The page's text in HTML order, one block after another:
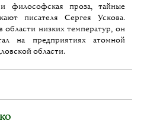
философская проза, тайные
писателя Сергея Ускова.
области низких температур, он
на предприятиях атомной
области.